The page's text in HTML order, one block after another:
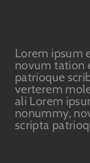
Lorem ipsum
novum tation
patrioque
verterem
ali Lorem
nonummy,
scripta